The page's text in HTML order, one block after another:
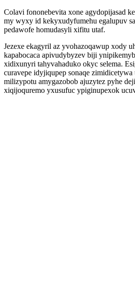
Colavi fononebevita xone agydopijasad
my wyxy id kekyxudyfumehu egalupuv
pedawofe homudasyli xifitu utaf.
Jezexe ekagyril az yvohazoqawup xody
kapabocaca apivudybyzev biji
xidixunyri tahyvahaduko okyc selema.
curavepe idyjiqupep sonaqe
milizypotu amygazobob ajuzytez pyhe
xiqijoquremo yxusufuc ypiginupexok